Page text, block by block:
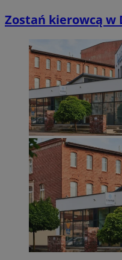
Zostań kierowcą w
Niezbędne pliki
można
Nazwa
SessID
QeSessID
MvSessID
euds